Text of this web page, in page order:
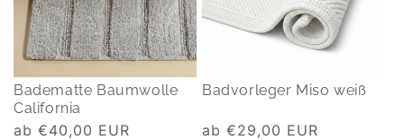
Badematte Baumwolle
California
Normaler
ab €40,00 EUR
Badvorleger Miso weiß
Normaler
ab €29,00 EUR